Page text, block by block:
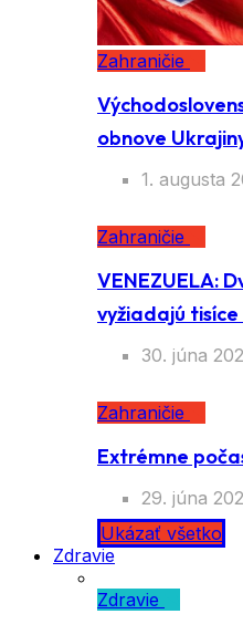
Zahraničie
obnove
1. augusta
Zahraničie
VENEZUELA:
vyžiadajú
30. júna
Zahraničie
Extrémne
29. júna
Ukázať všetko
Zdravie
Zdravie